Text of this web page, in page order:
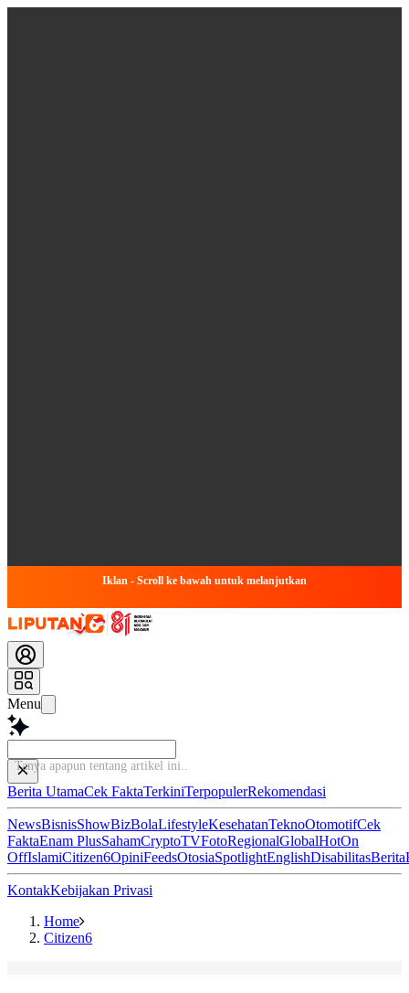
Iklan - Scroll ke bawah untuk melanjutkan
Menu
Tanya apapun tentang
Berita UtamaCek FaktaTerkiniTerpopulerRekomendasi
NewsBisnisShowBizBolaLifestyleKesehatanTeknoOtomotifCek
FaktaEnam PlusSahamCryptoTVFotoRegionalGlobalHotOn
OffIslamiCitizen6OpiniFeedsOtosiaSpotlightEnglishDisabilitasBerita
KontakKebijakan Privasi
Home
Citizen6